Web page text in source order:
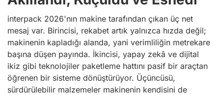
interpack 2026'nın makine tarafından çıkan üç net
mesaj var. Birincisi, rekabet artık yalnızca hızda değil;
makinenin kapladığı alanda, yani verimliliğin metrekare
başına düşen payında. İkincisi, yapay zekâ ve dijital
ikiz gibi teknolojiler paketleme hattını pasif bir araçtan
öğrenen bir sisteme dönüştürüyor. Üçüncüsü,
sürdürülebilir malzemeler makinenin kendisini de